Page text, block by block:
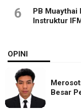
6
PB Muaythai
Instruktur
OPINI
Besar